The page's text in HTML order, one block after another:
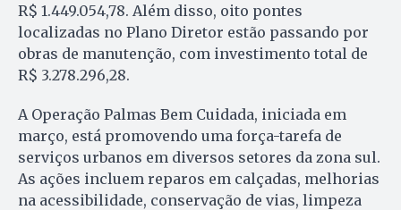
R$ 1.449.054,78. Além disso, oito pontes
localizadas no Plano Diretor estão passando por
obras de manutenção, com investimento total de
R$ 3.278.296,28.
A Operação Palmas Bem Cuidada, iniciada em
março, está promovendo uma força-tarefa de
serviços urbanos em diversos setores da zona sul.
As ações incluem reparos em calçadas, melhorias
na acessibilidade, conservação de vias, limpeza